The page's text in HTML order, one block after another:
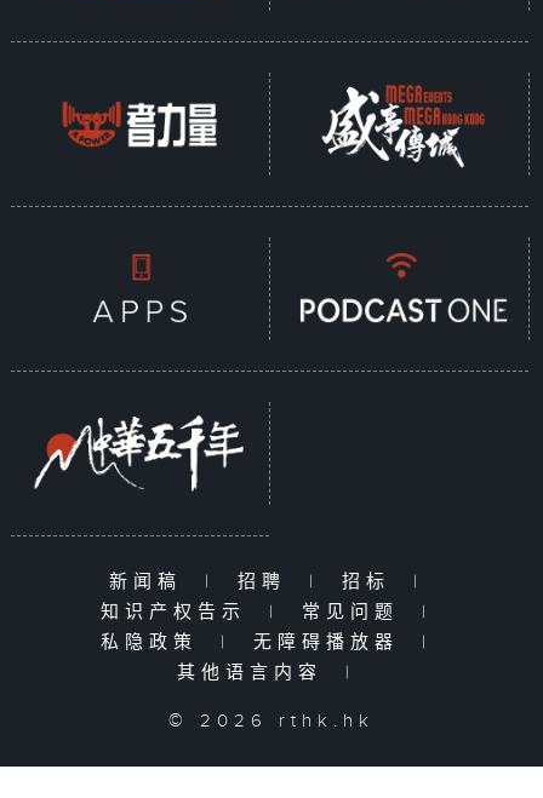
新闻稿 | 招聘 | 招标
|
知识产权告示
| 常见问题
|
私隐政策
| 无障碍播放器
|
其他语言内容
|
© 2026 rthk.hk